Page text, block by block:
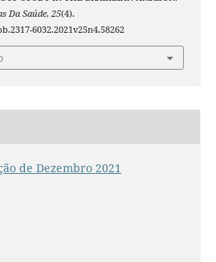
Da Saúde, 25(4).
6032.2021v25n4.58262
de Dezembro 2021